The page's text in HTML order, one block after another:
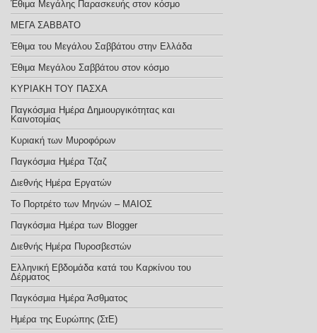
Έθιμα Μεγάλης Παρασκευής στον κόσμο
ΜΕΓΑ ΣΑΒΒΑΤΟ
Έθιμα του Μεγάλου Σαββάτου στην Ελλάδα
Έθιμα Μεγάλου Σαββάτου στον κόσμο
ΚΥΡΙΑΚΗ ΤΟΥ ΠΑΣΧΑ
Παγκόσμια Ημέρα Δημιουργικότητας και
Καινοτομίας
Κυριακή των Μυροφόρων
Παγκόσμια Ημέρα Τζαζ
Διεθνής Ημέρα Εργατών
Το Πορτρέτο των Μηνών – ΜΑΙΟΣ
Παγκόσμια Ημέρα των Blogger
Διεθνής Ημέρα Πυροσβεστών
Ελληνική Εβδομάδα κατά του Καρκίνου του
Δέρματος
Παγκόσμια Ημέρα Άσθματος
Ημέρα της Ευρώπης (ΣτΕ)